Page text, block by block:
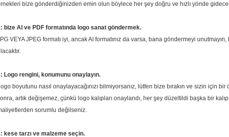
bize gönderdiğinizden emin olun böylece her şey doğru ve hızlı yönde
bize AI ve PDF formatında logo sanat göndermek.
VEYA JPEG formatı iyi, ancak AI formatınız da varsa, bana göndermeyi
Logo rengini, konumunu onaylayın.
boyutunu nasıl onaylayacağınızı bilmiyorsanız, lütfen bize bırakın ve sizin için
artık değişemez, çünkü logo kalıpları onaylandı, her şey düzeltildi başka bir
sorumlu değilseniz.
kese tarzı ve malzeme seçin.